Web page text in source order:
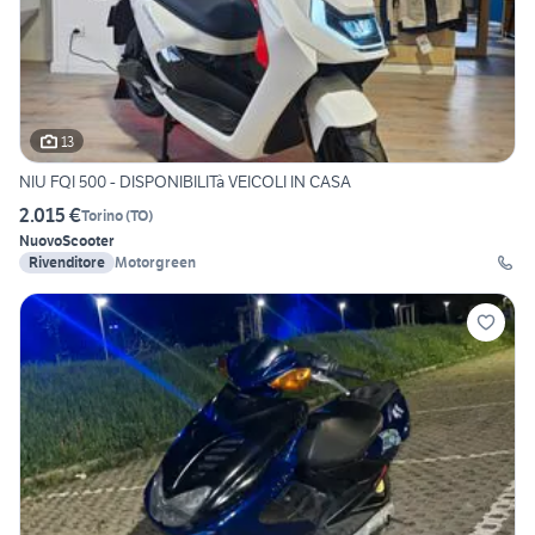
13
NIU FQI 500 - DISPONIBILITà VEICOLI IN CASA
2.015 €Torino(TO)
NuovoScooter
Rivenditore Motorgreen